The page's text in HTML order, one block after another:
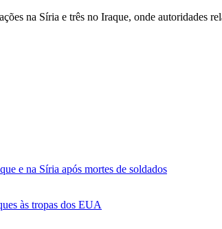
na Síria e três no Iraque, onde autoridades
e na Síria após mortes de soldados
às tropas dos EUA